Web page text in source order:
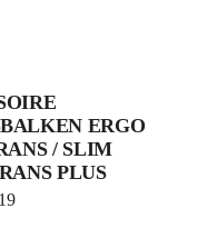
ERGO
/ SLIM
PLUS